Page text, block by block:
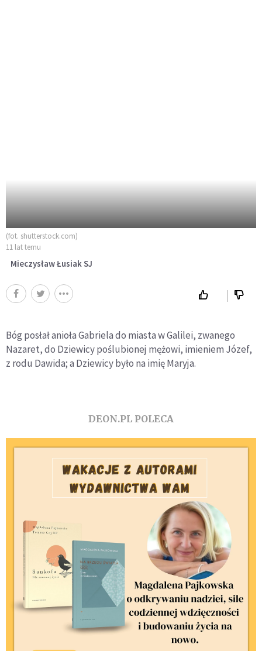
(fot. shutterstock.com)
11 lat temu
Mieczysław Łusiak SJ
Bóg posłał anioła Gabriela do miasta w Galilei, zwanego
Nazaret, do Dziewicy poślubionej mężowi, imieniem Józef,
z rodu Dawida; a Dziewicy było na imię Maryja.
DEON.PL POLECA